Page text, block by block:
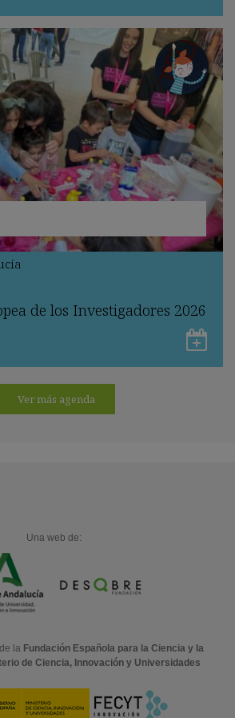
en
de los Investigadores 2026
en
Ver más agenda
Una web de:
la Fundación Española para la Ciencia y la
de Ciencia, Innovación y Universidades